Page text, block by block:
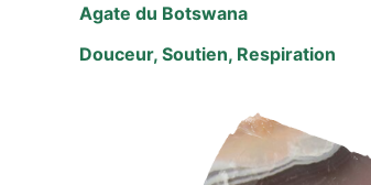
Agate du Botswana
Douceur, Soutien, Respiration